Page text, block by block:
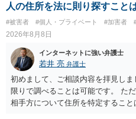
人の住所を法に則り探すこと
#被害者 #個人・プライベート #加害者
2026年8月8日
インターネットに強い弁護士
若井 亮 弁護士
初めまして、ご相談内容を拝見し
限りで調べることは可能です。 た
相手方について住所を特定すること